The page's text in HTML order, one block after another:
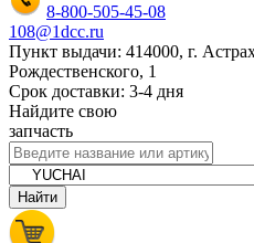
8-800-505-45-08
108@1dcc.ru
Пункт выдачи: 414000, г.
Рождественского, 1
Срок доставки: 3-4 дня
Найдите свою
запчасть